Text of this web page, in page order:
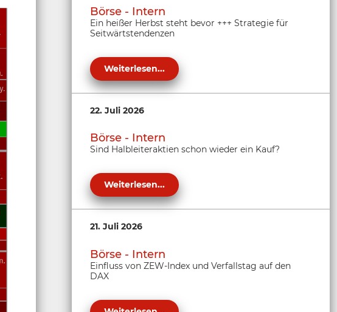
Börse - Intern
Ein heißer Herbst steht bevor +++ Strategie für
Seitwärtstendenzen
Weiterlesen...
22. Juli 2026
Börse - Intern
Sind Halbleiteraktien schon wieder ein Kauf?
Weiterlesen...
21. Juli 2026
Börse - Intern
Einfluss von ZEW-Index und Verfallstag auf den
DAX